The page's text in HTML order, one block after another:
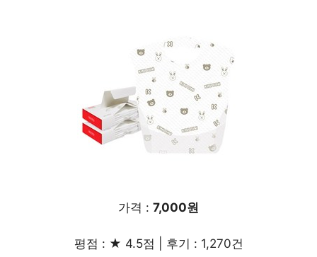
가격 : 7,000원
평점 : ★ 4.5점 | 후기 : 1,270건